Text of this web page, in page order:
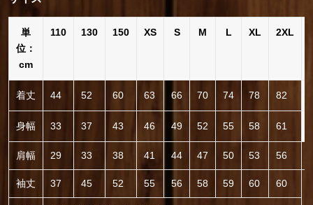
単
位：
cm
110 130 150 XS S M L XL 2XL
着丈 44 52 60 63 66 70 74 78 82
身幅 33 37 43 46 49 52 55 58 61
肩幅 29 33 38 41 44 47 50 53 56
袖丈 37 45 52 55 56 58 59 60 60